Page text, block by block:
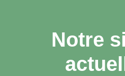
Notre